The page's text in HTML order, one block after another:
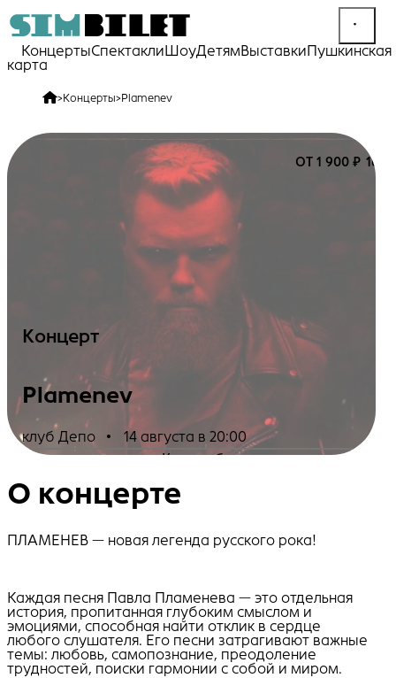
КонцертыСпектакли ШоуДетямВыставкиПушкинская
карта
>Концерты>Plamenev
ОТ 1 900 ₽ 16+
Концерт
Plamenev
клуб Депо • 14 августа в 20:00
Купить билеты
О концерте
ПЛАМЕНЕВ — новая легенда русского рока!
Каждая песня Павла Пламенева — это отдельная
история, пропитанная глубоким смыслом и
эмоциями, способная найти отклик в сердце
любого слушателя. Его песни затрагивают важные
темы: любовь, самопознание, преодоление
трудностей, поиски гармонии с собой и миром.